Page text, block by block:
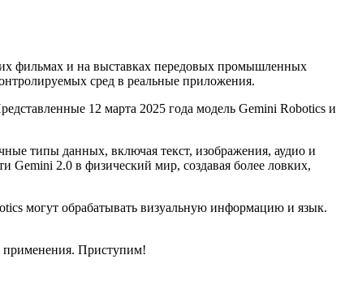
фильмах и на выставках передовых промышленных
сред в реальные приложения.
12 марта 2025 года модель Gemini Robotics и
типы данных, включая текст, изображения, аудио и
Gemini 2.0 в физический мир, создавая более ловких,
могут обрабатывать визуальную информацию и язык.
применения. Приступим!